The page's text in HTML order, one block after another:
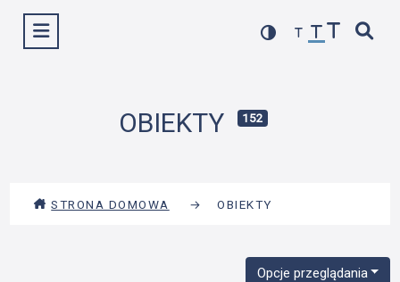
Wyświetl menu
OBIEKTY 152
STRONA DOMOWA → OBIEKTY
Opcje przeglądania